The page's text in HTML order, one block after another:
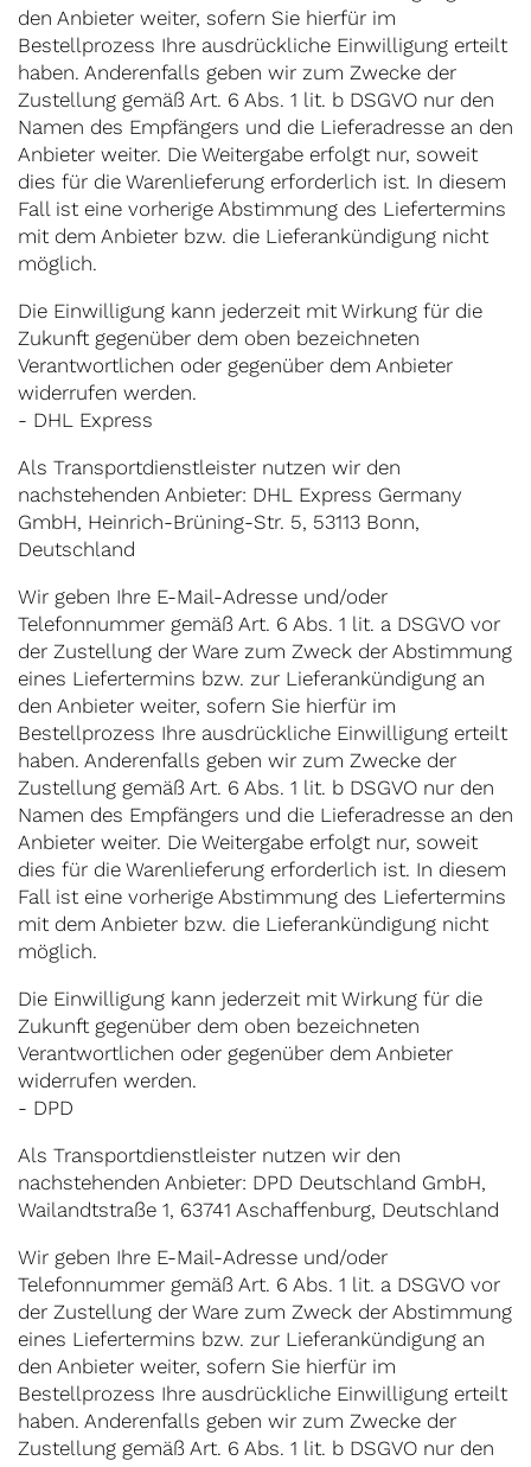
den Anbieter weiter, sofern Sie hierfür im
Bestellprozess Ihre ausdrückliche Einwilligung erteilt
haben. Anderenfalls geben wir zum Zwecke der
Zustellung gemäß Art. 6 Abs. 1 lit. b DSGVO nur den
Namen des Empfängers und die Lieferadresse an den
Anbieter weiter. Die Weitergabe erfolgt nur, soweit
dies für die Warenlieferung erforderlich ist. In diesem
Fall ist eine vorherige Abstimmung des Liefertermins
mit dem Anbieter bzw. die Lieferankündigung nicht
möglich.
Die Einwilligung kann jederzeit mit Wirkung für die
Zukunft gegenüber dem oben bezeichneten
Verantwortlichen oder gegenüber dem Anbieter
widerrufen werden.
- DHL Express
Als Transportdienstleister nutzen wir den
nachstehenden Anbieter: DHL Express Germany
GmbH, Heinrich-Brüning-Str. 5, 53113 Bonn,
Deutschland
Wir geben Ihre E-Mail-Adresse und/oder
Telefonnummer gemäß Art. 6 Abs. 1 lit. a DSGVO vor
der Zustellung der Ware zum Zweck der Abstimmung
eines Liefertermins bzw. zur Lieferankündigung an
den Anbieter weiter, sofern Sie hierfür im
Bestellprozess Ihre ausdrückliche Einwilligung erteilt
haben. Anderenfalls geben wir zum Zwecke der
Zustellung gemäß Art. 6 Abs. 1 lit. b DSGVO nur den
Namen des Empfängers und die Lieferadresse an den
Anbieter weiter. Die Weitergabe erfolgt nur, soweit
dies für die Warenlieferung erforderlich ist. In diesem
Fall ist eine vorherige Abstimmung des Liefertermins
mit dem Anbieter bzw. die Lieferankündigung nicht
möglich.
Die Einwilligung kann jederzeit mit Wirkung für die
Zukunft gegenüber dem oben bezeichneten
Verantwortlichen oder gegenüber dem Anbieter
widerrufen werden.
- DPD
Als Transportdienstleister nutzen wir den
nachstehenden Anbieter: DPD Deutschland GmbH,
Wailandtstraße 1, 63741 Aschaffenburg, Deutschland
Wir geben Ihre E-Mail-Adresse und/oder
Telefonnummer gemäß Art. 6 Abs. 1 lit. a DSGVO vor
der Zustellung der Ware zum Zweck der Abstimmung
eines Liefertermins bzw. zur Lieferankündigung an
den Anbieter weiter, sofern Sie hierfür im
Bestellprozess Ihre ausdrückliche Einwilligung erteilt
haben. Anderenfalls geben wir zum Zwecke der
Zustellung gemäß Art. 6 Abs. 1 lit. b DSGVO nur den